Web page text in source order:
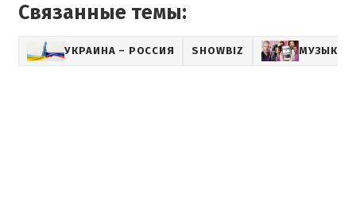
Связанные темы:
УКРАИНА – РОССИЯ SHOWBIZ МУЗЫКА